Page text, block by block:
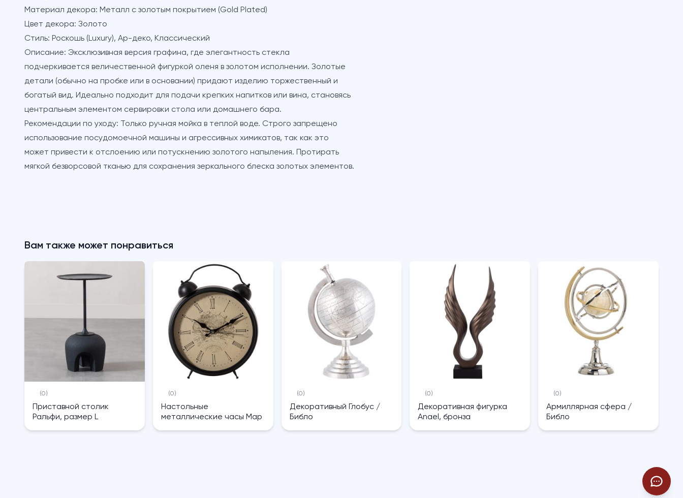
Материал декора: Металл с золотым покрытием (Gold Plated)
Цвет декора: Золото
Стиль: Роскошь (Luxury), Ар-деко, Классический
Описание: Эксклюзивная версия графина, где элегантность стекла
подчеркивается величественной фигуркой оленя в золотом исполнении. Золотые
детали (обычно на пробке или в основании) придают изделию торжественный и
богатый вид. Идеально подходит для подачи крепких напитков или вина, становясь
центральным элементом сервировки стола или домашнего бара.
Рекомендации по уходу: Только ручная мойка в теплой воде. Строго запрещено
использование посудомоечной машины и агрессивных химикатов, так как это
может привести к отслоению или потускнению золотого напыления. Протирать
мягкой безворсовой тканью для сохранения зеркального блеска золотых элементов.
Вам также может понравиться
(0)
Приставной столик
Ральфи, размер L
(0)
Настольные
металлические часы Map
(0)
Декоративный Глобус /
Библо
(0)
Декоративная фигурка
Anael, бронза
(0)
Армиллярная сфера /
Библо